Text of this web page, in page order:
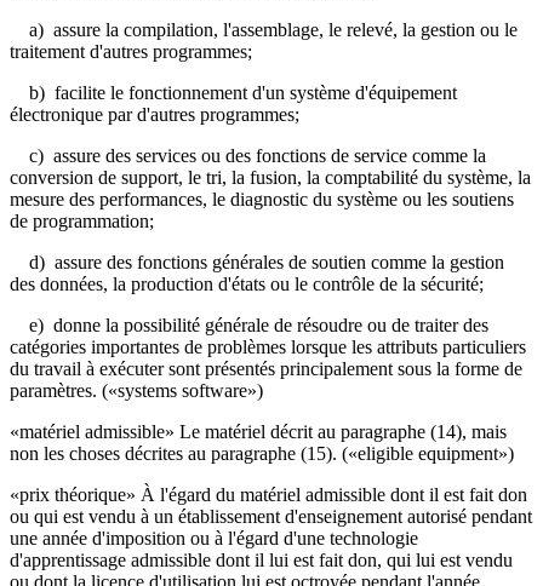
a) assure la compilation, l'assemblage, le relevé, la gestion ou le
traitement d'autres programmes;
b) facilite le fonctionnement d'un système d'équipe­ment
électronique par d'autres programmes;
c) assure des services ou des fonctions de service comme la
conversion de support, le tri, la fusion, la comptabilité du système, la
mesure des performances, le diagnostic du système ou les soutiens
de programmation;
d) assure des fonctions générales de soutien comme la gestion
des données, la production d'états ou le contrôle de la sécurité;
e) donne la possibilité générale de résoudre ou de traiter des
catégories importantes de problèmes lorsque les attributs particuliers
du travail à exécuter sont présentés principalement sous la forme de
paramètres. («systems software»)
«matériel admissible» Le matériel décrit au paragraphe (14), mais
non les choses décrites au paragraphe (15). («eligible equipment»)
«prix théorique» À l'égard du matériel admissible dont il est fait don
ou qui est vendu à un établissement d'enseignement autorisé pendant
une année d'im­position ou à l'égard d'une technologie
d'apprentissage admissible dont il lui est fait don, qui lui est vendu
ou dont la licence d'utilisation lui est octroyée pendant l'année,